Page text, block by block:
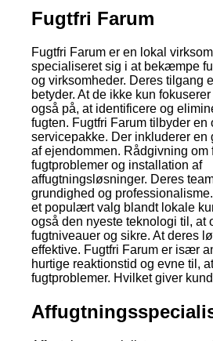
Fugtfri Farum
Fugtfri Farum er en lokal
specialiseret sig i at bekæmpe
og virksomheder. Deres tilgang
betyder. At de ikke kun
også på, at identificere og
fugten. Fugtfri Farum tilbyder en
servicepakke. Der inkluderer en
af ejendommen. Rådgivning om
fugtproblemer og installation af
affugtningsløsninger. Deres
grundighed og
et populært valg blandt lokale
også den nyeste teknologi til, at
fugtniveauer og sikre. At deres
effektive. Fugtfri Farum er især
hurtige reaktionstid og evne til,
fugtproblemer. Hvilket giver